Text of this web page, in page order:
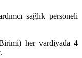
sağlık personeli
her vardiyada 4